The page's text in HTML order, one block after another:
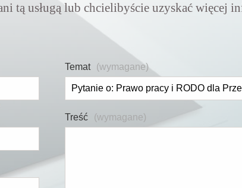
tą usługą lub chcielibyście uzyskać więcej
Temat (wymagane)
Treść (wymagane)